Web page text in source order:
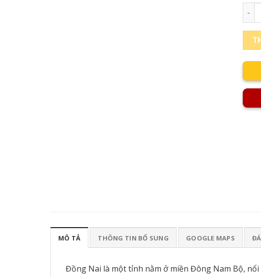
MÔ TẢ THÔNG TIN BỔ SUNG GOOGLE MAPS
Đồng Nai là một tỉnh nằm ở miền Đông Nam Bộ,